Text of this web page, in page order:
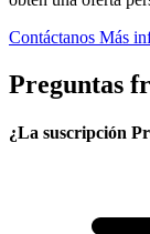
Contáctanos Más
Preguntas
¿La suscripción